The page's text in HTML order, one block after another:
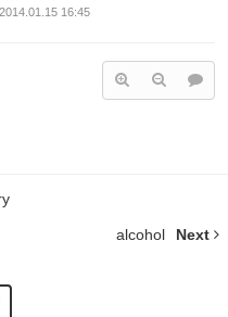
2014.01.15 16:45
alcohol Next